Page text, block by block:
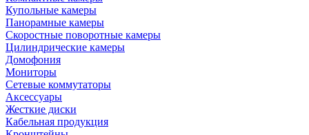
Купольные камеры
Панорамные камеры
Скоростные поворотные камеры
Цилиндрические камеры
Домофония
Мониторы
Сетевые коммутаторы
Аксессуары
Жесткие диски
Кабельная продукция